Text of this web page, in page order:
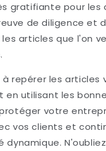
gratifiante pour les
de diligence et
articles que l'on
à repérer les articles
utilisant les
votre
vos clients et
dynamique.